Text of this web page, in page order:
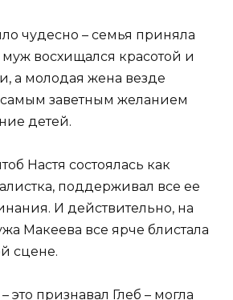
чудесно – семья приняла
муж восхищался красотой и
а молодая жена везде
самым заветным желанием
детей.
Настя состоялась как
поддерживал все ее
И действительно, на
Макеева все ярче блистала
сцене.
это признавал Глеб – могла